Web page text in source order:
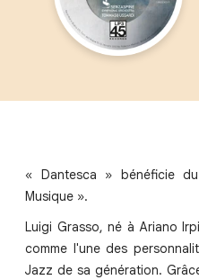
« Dantesca » bénéficie
Musique ».
Luigi Grasso, né à Ariano
comme l'une des
Jazz de sa génération.